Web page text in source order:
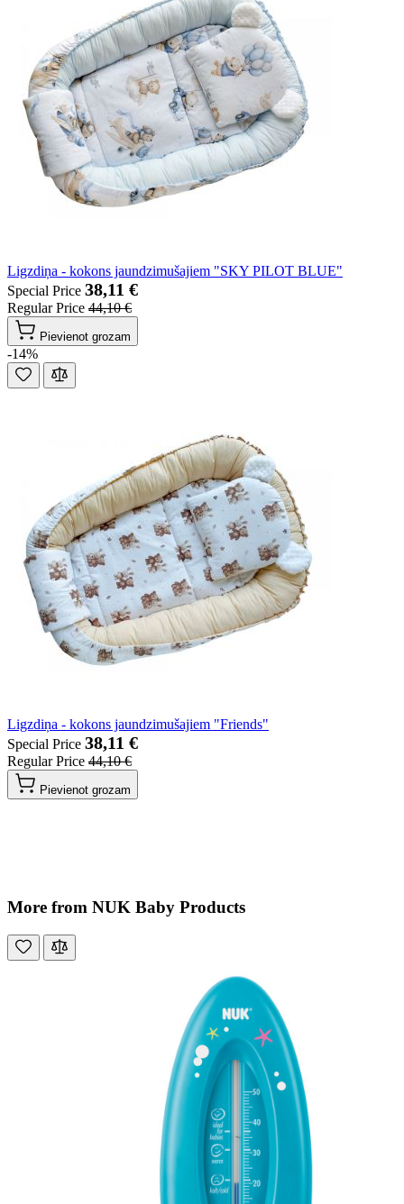
Ligzdiņa - kokons jaundzimušajiem "SKY PILOT BLUE"
Special Price 38,11 €
Regular Price 44,10 €
Pievienot grozam
-14%
Ligzdiņa - kokons jaundzimušajiem "Friends"
Special Price 38,11 €
Regular Price 44,10 €
Pievienot grozam
More from NUK Baby Products